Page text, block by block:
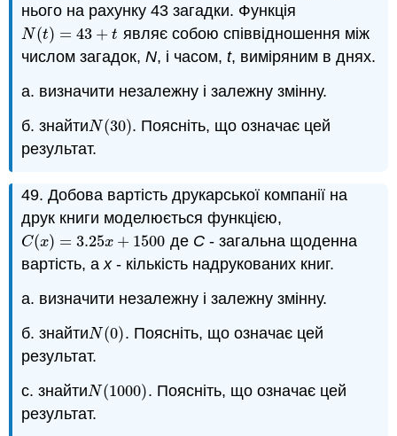
нього на рахунку 43 загадки. Функція
N(t) = 43 + t
N(t)= 43 +t
являє собою співвідношення між
числом загадок,N, і часом,t, виміряним в днях.
a. визначити незалежну і залежну змінну.
б. знайтиN(30)
N(30) . Поясніть, що означає цей
результат.
49. Добова вартість друкарської компанії на
друк книги моделюється функцією,
C(x) = 3.25x + 1500
C(x)=3.25x+1500 де C- загальна щоденна
вартість, аx- кількість надрукованих книг.
a. визначити незалежну і залежну змінну.
б. знайтиN(0)
N(0) . Поясніть, що означає цей
результат.
с. знайтиN(1000)
N(1000). Поясніть, що означає цей
результат.